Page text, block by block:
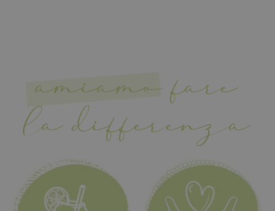
amiamofare
la differenza
Strettamente necessari
Targeting
Funzionalità
I cookie strettamente necessari consentono le
funzionalità principali del sito web come l'accesso
dell'utente e la gestione dell'account. Il sito web non
può essere utilizzato correttamente senza i cookie
strettamente necessari.